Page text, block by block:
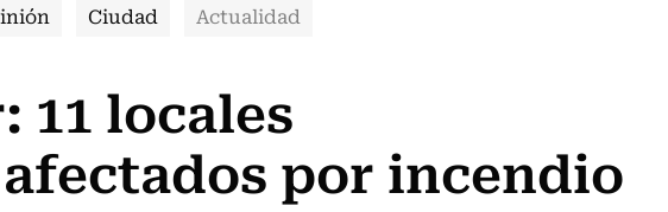
Ciudad Actualidad
11 locales
por incendio